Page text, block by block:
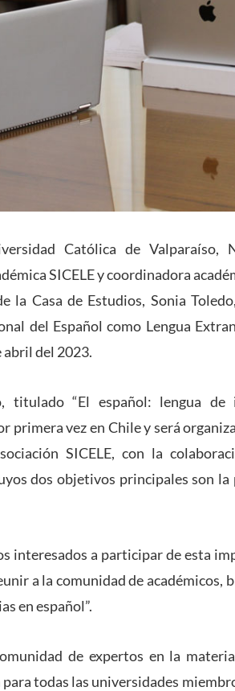
Católica de Valparaíso,
SICELE y coordinadora
la Casa de Estudios, Sonia
del Español como Lengua
abril del 2023.
titulado “El español: lengua de
primera vez en Chile y será
SICELE, con la
dos objetivos principales son la
interesados a participar de esta
a la comunidad de académicos,
en español”.
de expertos en la
todas las universidades